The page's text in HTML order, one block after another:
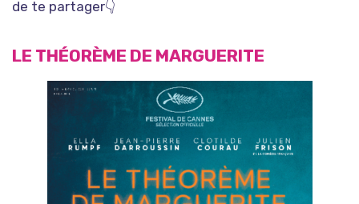
de te partager👇
LE THÉORÈME DE MARGUERITE